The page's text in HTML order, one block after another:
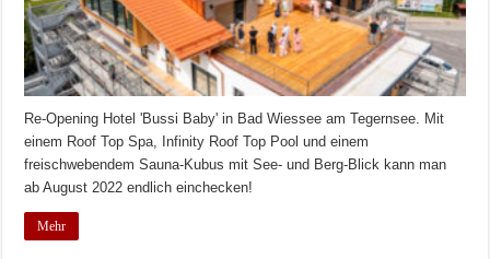
Re-Opening Hotel 'Bussi Baby' in Bad Wiessee am Tegernsee. Mit
einem Roof Top Spa, Infinity Roof Top Pool und einem
freischwebendem Sauna-Kubus mit See- und Berg-Blick kann man
ab August 2022 endlich einchecken!
Mehr